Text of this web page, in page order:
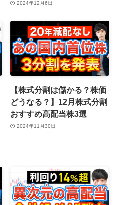
2024年12月6日
【株式分割は儲かる？株価
どうなる？】12月株式分割
おすすめ高配当株3選
2024年11月30日